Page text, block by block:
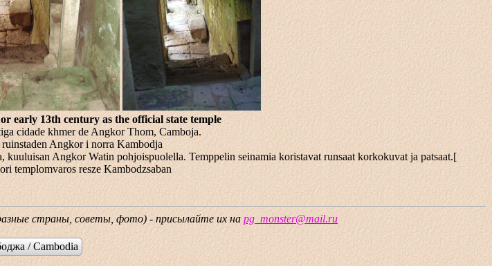
early 13th century as the official state temple
cidade khmer de Angkor Thom, Camboja.
Angkor i norra Kambodja
Angkor Watin pohjoispuolella. Temppelin seinamia koristavat runsaat korkokuvat ja patsaat.[
templomvaros resze Kambodzsaban
страны, советы, фото) - присылайте их на pg_monster@mail.ru
/ Cambodia